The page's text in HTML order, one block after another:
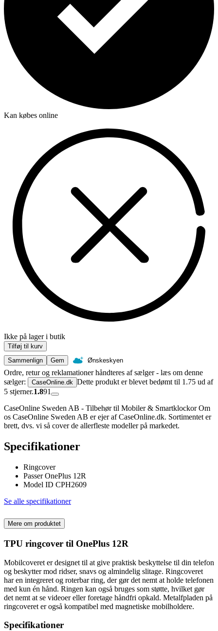
Kan købes online
Ikke på lager i butik
Tilføj til kurv
Sammenlign
Gem Ønskeskyen
Ordre, retur og reklamationer håndteres af sælger - læs om denne
sælger:
CaseOnline.dk Dette produkt er blevet bedømt til 1.75 ud af
5 stjerner.1.891
CaseOnline Sweden AB - Tilbehør til Mobiler & Smartklockor Om
os CaseOnline Sweden AB er ejer af CaseOnline.dk. Sortimentet er
brett, dvs. vi så cover de allerfleste modeller på markedet.
Specifikationer
Ringcover
Passer OnePlus 12R
Model ID CPH2609
Se alle specifikationer
Mere om produktet
TPU ringcover til OnePlus 12R
Mobilcoveret er designet til at give praktisk beskyttelse til din telefon
og beskytter mod ridser, snavs og almindelig slitage. Ringcoveret
har en integreret og roterbar ring, der gør det nemt at holde telefonen
med kun én hånd. Ringen kan også bruges som støtte, hvilket gør
det nemt at se videoer eller foretage håndfri opkald. Metalfpladen på
ringcoveret er også kompatibel med magnetiske mobilholdere.
Specifikationer